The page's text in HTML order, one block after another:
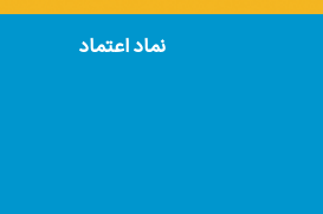
نماد اعتماد